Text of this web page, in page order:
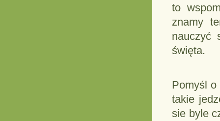
to
znamy
nauczyć
święta.
Pomyśl o
takie
sie byle